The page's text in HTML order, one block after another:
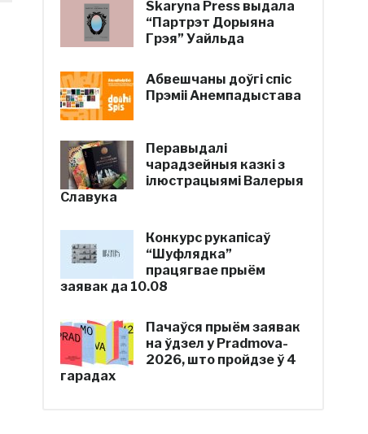
Skaryna Press выдала
“Партрэт Дорыяна
Грэя” Уайльда
Абвешчаны доўгі спіс
Прэміі Анемпадыстава
Перавыдалі
чарадзейныя казкі з
ілюстрацыямі Валерыя
Славука
Конкурс рукапісаў
“Шуфлядка”
працягвае прыём
заявак да 10.08
Пачаўся прыём заявак
на ўдзел у Pradmova-
2026, што пройдзе ў 4
гарадах